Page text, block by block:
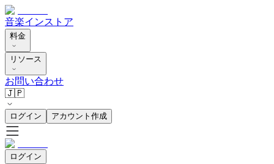
音楽インストア
料金
リソース
お問い合わせ
🇯🇵
ログイン アカウント作成
ログイン